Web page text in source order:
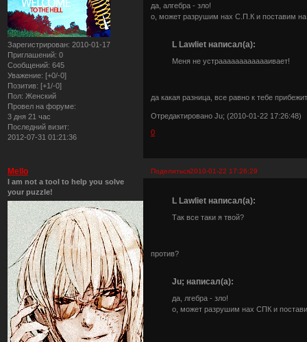
Зарегистрирован: 2010-01-17
Приглашений: 0
Сообщений: 645
Уважение: [+0/-0]
Позитив: [+1/-0]
Пол: Женский
Провел на форуме:
3 дня 21 час
Последний визит:
2012-07-31 01:21:36
да, алгебра - зло!
о, может разрушим нах С.П.К и поставим
L Lawliet написал(а):
Меня не устрааааааааааааивает!
да какая разница, все равно к тебе
Отредактировано Ju; (2010-01-22 17:26:48)
0
Поделиться2010-01-22 17:26:29
Mello
I am not a tool to help you solve
your puzzle!
L Lawliet написал(а):
Так все таки я твой?
против?
Ju; написал(а):
да, лгебра - зло!
о, может разрушим нах СПК и